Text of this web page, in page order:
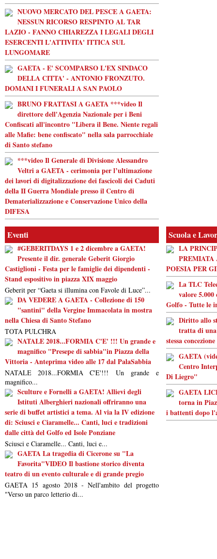
NUOVO MERCATO DEL PESCE A GAETA:
NESSUN RICORSO RESPINTO AL TAR
LAZIO - FANNO CHIAREZZA I LEGALI DEGLI
ESERCENTI L'ATTIVITA' ITTICA SUL
LUNGOMARE
GAETA - E' SCOMPARSO L'EX SINDACO
DELLA CITTA' - ANTONIO FRONZUTO.
DOMANI I FUNERALI A SAN PAOLO
BRUNO FRATTASI A GAETA ***video Il
direttore dell'Agenzia Nazionale per i Beni
Confiscati all'incontro "Libera il Bene. Niente regali
alle Mafie: bene confiscato" nella sala parrocchiale
di Santo stefano
***video Il Generale di Divisione Alessandro
Veltri a GAETA - cerimonia per l’ultimazione
dei lavori di digitalizzazione dei fascicoli dei Caduti
della II Guerra Mondiale presso il Centro di
Dematerializzazione e Conservazione Unico della
DIFESA
Eventi
#GEBERITDAYS 1 e 2 dicembre a GAETA!
Presente il dir. generale Geberit Giorgio
Castiglioni - Festa per le famiglie dei dipendenti -
Stand espositivo in piazza XIX maggio
Geberit per “Gaeta si illumina con Favole di Luce”...
DA VEDERE A GAETA - Collezione di 150
"santini" della Vergine Immacolata in mostra
nella Chiesa di Santo Stefano
TOTA PULCHRA
NATALE 2018...FORMIA C'E' !!! Un grande e
magnifico "Presepe di sabbia"in Piazza della
Vittoria - Anteprima video alle 17 dal PalaSabbia
NATALE 2018...FORMIA C'E'!!! Un grande e
magnifico...
Sculture e Fornelli a GAETA! Allievi degli
Istituti Alberghieri nazionali offriranno una
serie di buffet artistici a tema. Al via la IV edizione
di: Sciusci e Ciaramelle... Canti, luci e tradizioni
dalle città del Golfo ed Isole Ponziane
Sciusci e Ciaramelle... Canti, luci e...
GAETA La tragedia di Cicerone su "La
Favorita"VIDEO Il bastione storico diventa
teatro di un evento culturale e di grande pregio
GAETA 15 agosto 2018 - Nell'ambito del progetto
"Verso un parco letterio di...
Scuola e
LA
POESIA PER
La TLC
valore
Golfo - Tutte le
Diritto allo
tratta di
stessa
GAETA
Centro
Di Liegro"
GAETA
torna in
i battenti dopo